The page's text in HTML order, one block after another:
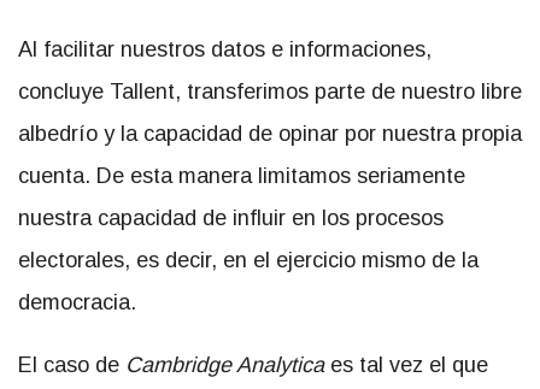
Al facilitar nuestros datos e informaciones,
concluye Tallent, transferimos parte de nuestro libre
albedrío y la capacidad de opinar por nuestra propia
cuenta. De esta manera limitamos seriamente
nuestra capacidad de influir en los procesos
electorales, es decir, en el ejercicio mismo de la
democracia.
El caso de Cambridge Analyticaes tal vez el que